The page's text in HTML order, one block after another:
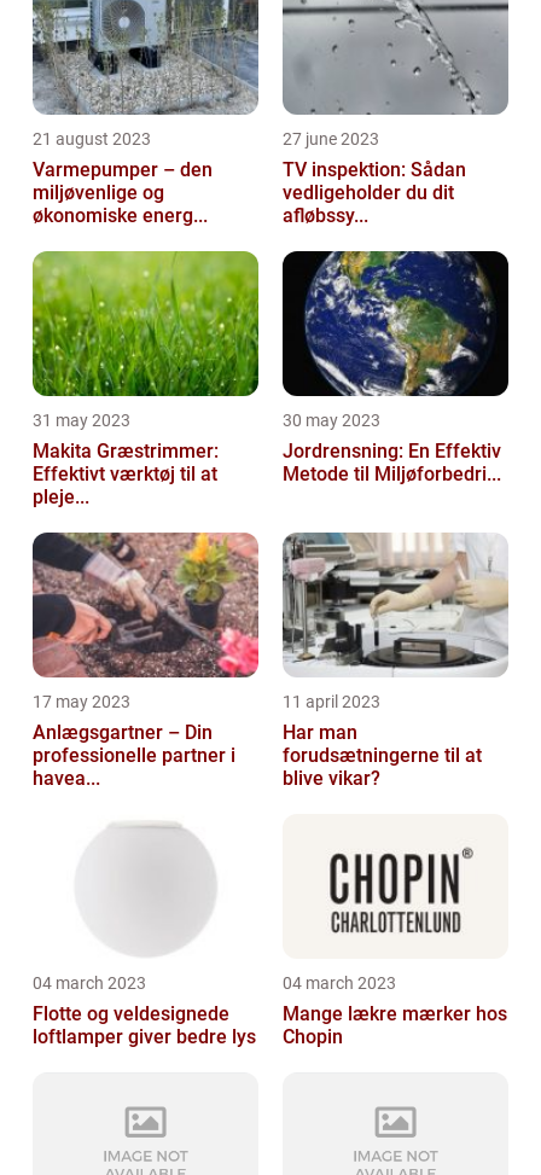
21 august 2023
Varmepumper – den
miljøvenlige og
økonomiske energ...
27 june 2023
TV inspektion: Sådan
vedligeholder du dit
afløbssy...
31 may 2023
Makita Græstrimmer:
Effektivt værktøj til at
pleje...
30 may 2023
Jordrensning: En Effektiv
Metode til Miljøforbedri...
17 may 2023
Anlægsgartner – Din
professionelle partner i
havea...
11 april 2023
Har man
forudsætningerne til at
blive vikar?
04 march 2023
Flotte og veldesignede
loftlamper giver bedre lys
04 march 2023
Mange lækre mærker hos
Chopin